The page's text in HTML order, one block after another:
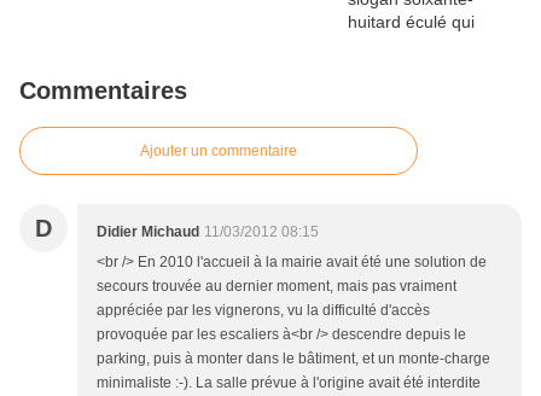
Commentaires
Ajouter un commentaire
D Didier Michaud 11/03/2012 08:15
<br /> En 2010 l'accueil à la mairie avait été une solution de
secours trouvée au dernier moment, mais pas vraiment
appréciée par les vignerons, vu la difficulté d'accès
provoquée par les escaliers à<br /> descendre depuis le
parking, puis à monter dans le bâtiment, et un monte-charge
minimaliste :-). La salle prévue à l'origine avait été interdite